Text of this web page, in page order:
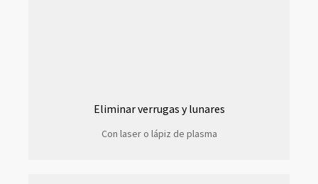
Eliminar verrugas y lunares
Con laser o lápiz de plasma